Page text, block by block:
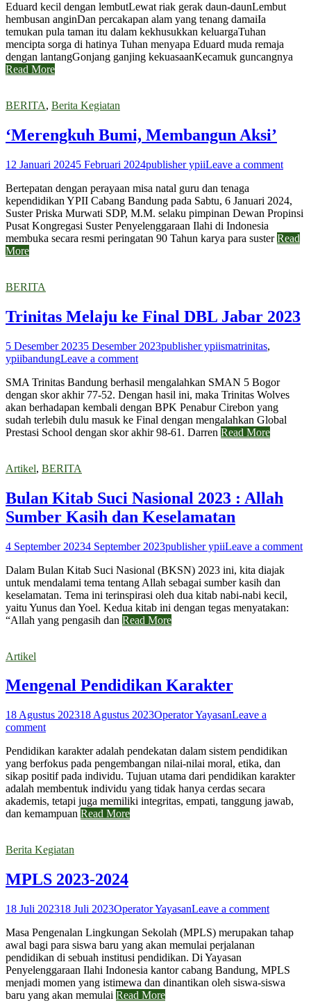
Eduard kecil dengan lembutLewat riak gerak daun-daunLembut
hembusan anginDan percakapan alam yang tenang damaiIa
temukan pula taman itu dalam kekhusukkan keluargaTuhan
mencipta sorga di hatinya Tuhan menyapa Eduard muda remaja
dengan lantangGonjang ganjing kekuasaanKecamuk guncangnya
Read More
BERITA, Berita Kegiatan
‘Merengkuh Bumi, Membangun Aksi’
12 Januari 20245 Februari 2024publisher ypiiLeave a comment
Bertepatan dengan perayaan misa natal guru dan tenaga
kependidikan YPII Cabang Bandung pada Sabtu, 6 Januari 2024,
Suster Priska Murwati SDP, M.M. selaku pimpinan Dewan Propinsi
Pusat Kongregasi Suster Penyelenggaraan Ilahi di Indonesia
membuka secara resmi peringatan 90 Tahun karya para susterRead
More
BERITA
Trinitas Melaju ke Final DBL Jabar 2023
5 Desember 20235 Desember 2023publisher ypiismatrinitas,
ypiibandungLeave a comment
SMA Trinitas Bandung berhasil mengalahkan SMAN 5 Bogor
dengan skor akhir 77-52. Dengan hasil ini, maka Trinitas Wolves
akan berhadapan kembali dengan BPK Penabur Cirebon yang
sudah terlebih dulu masuk ke Final dengan mengalahkan Global
Prestasi School dengan skor akhir 98-61. Darren Read More
Artikel, BERITA
Bulan Kitab Suci Nasional 2023 : Allah
Sumber Kasih dan Keselamatan
4 September 20234 September 2023publisher ypiiLeave a comment
Dalam Bulan Kitab Suci Nasional (BKSN) 2023 ini, kita diajak
untuk mendalami tema tentang Allah sebagai sumber kasih dan
keselamatan. Tema ini terinspirasi oleh dua kitab nabi-nabi kecil,
yaitu Yunus dan Yoel. Kedua kitab ini dengan tegas menyatakan:
“Allah yang pengasih dan Read More
Artikel
Mengenal Pendidikan Karakter
18 Agustus 202318 Agustus 2023Operator YayasanLeave a
comment
Pendidikan karakter adalah pendekatan dalam sistem pendidikan
yang berfokus pada pengembangan nilai-nilai moral, etika, dan
sikap positif pada individu. Tujuan utama dari pendidikan karakter
adalah membentuk individu yang tidak hanya cerdas secara
akademis, tetapi juga memiliki integritas, empati, tanggung jawab,
dan kemampuan Read More
Berita Kegiatan
MPLS 2023-2024
18 Juli 202318 Juli 2023Operator YayasanLeave a comment
Masa Pengenalan Lingkungan Sekolah (MPLS) merupakan tahap
awal bagi para siswa baru yang akan memulai perjalanan
pendidikan di sebuah institusi pendidikan. Di Yayasan
Penyelenggaraan Ilahi Indonesia kantor cabang Bandung, MPLS
menjadi momen yang istimewa dan dinantikan oleh siswa-siswa
baru yang akan memulai Read More